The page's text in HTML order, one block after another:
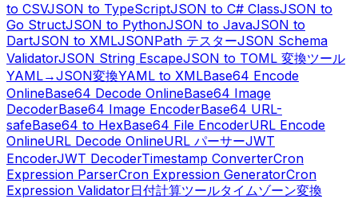
to CSVJSON to TypeScriptJSON to C# ClassJSON to
Go StructJSON to PythonJSON to JavaJSON to
DartJSON to XMLJSONPath テスターJSON Schema
ValidatorJSON String EscapeJSON to TOML 変換ツール
YAML→JSON変換YAML to XMLBase64 Encode
OnlineBase64 Decode OnlineBase64 Image
DecoderBase64 Image EncoderBase64 URL-
safeBase64 to HexBase64 File EncoderURL Encode
OnlineURL Decode OnlineURL パーサーJWT
EncoderJWT DecoderTimestamp ConverterCron
Expression ParserCron Expression GeneratorCron
Expression Validator日付計算ツールタイムゾーン変換